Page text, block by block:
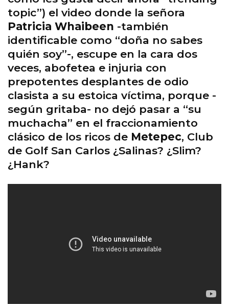
topic”) el video donde la señora
Patricia Whaibeen -también
identificable como “doña no sabes
quién soy”-, escupe en la cara dos
veces, abofetea e injuria con
prepotentes desplantes de odio
clasista a su estoica víctima, porque -
según gritaba- no dejó pasar a “su
muchacha” en el fraccionamiento
clásico de los ricos de Metepec, Club
de Golf San Carlos ¿Salinas? ¿Slim?
¿Hank?